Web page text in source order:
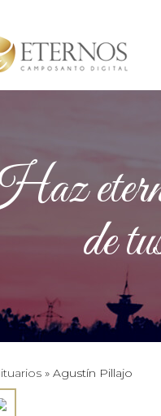
tus
» Agustín Pillajo